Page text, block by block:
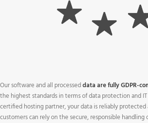
Our software and all processeddata are fully GDPR-
the highest standards in terms of data protection and
certified hosting partner, your data is reliably protected
customers can rely on the secure, responsible